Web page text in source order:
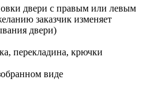
двери с правым или левым
заказчик изменяет
двери)
перекладина, крючки
виде